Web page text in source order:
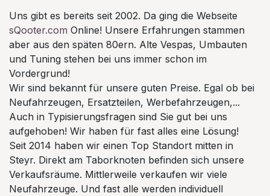
Uns gibt es bereits seit 2002. Da ging die Webseite
sQooter.com Online! Unsere Erfahrungen stammen
aber aus den späten 80ern. Alte Vespas, Umbauten
und Tuning stehen bei uns immer schon im
Vordergrund!
Wir sind bekannt für unsere guten Preise. Egal ob bei
Neufahrzeugen, Ersatzteilen, Werbefahrzeugen,...
Auch in Typisierungsfragen sind Sie gut bei uns
aufgehoben! Wir haben für fast alles eine Lösung!
Seit 2014 haben wir einen Top Standort mitten in
Steyr. Direkt am Taborknoten befinden sich unsere
Verkaufsräume. Mittlerweile verkaufen wir viele
Neufahrzeuge. Und fast alle werden individuell